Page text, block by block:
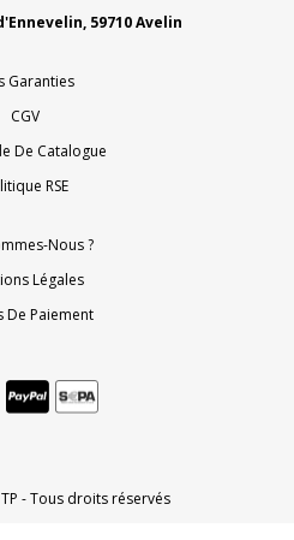
59710 Avelin
Garanties
CGV
De Catalogue
RSE
Nous ?
Légales
De Paiement
- Tous droits réservés